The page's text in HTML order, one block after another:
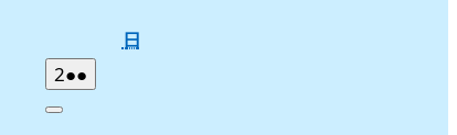
日
22026
年
●●
件
Close